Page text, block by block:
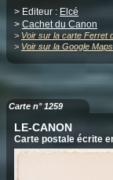
> Editeur : Elcé
> Cachet du Canon
> Voir sur la carte Ferret
> Voir sur la Google
Carte n° 1259
LE-CANON
Carte postale écrite